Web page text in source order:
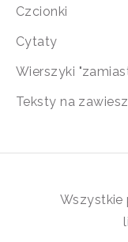
Czcionki
Cytaty
Wierszyki
Teksty na
Wszystkie